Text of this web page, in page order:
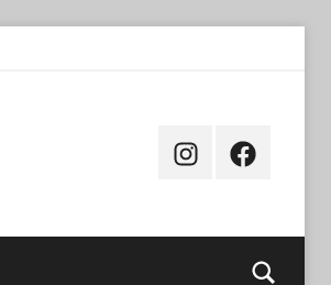
InstagramFacebook